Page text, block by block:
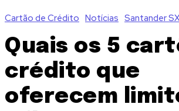
Cartão de Crédito Notícias Santander
Quais os 5
crédito que
oferecem